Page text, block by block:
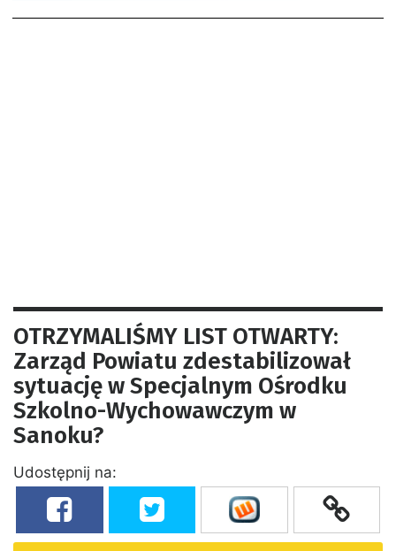
OTRZYMALIŚMY LIST OTWARTY:
Zarząd Powiatu zdestabilizował
sytuację w Specjalnym Ośrodku
Szkolno-Wychowawczym w
Sanoku?
Udostępnij na: